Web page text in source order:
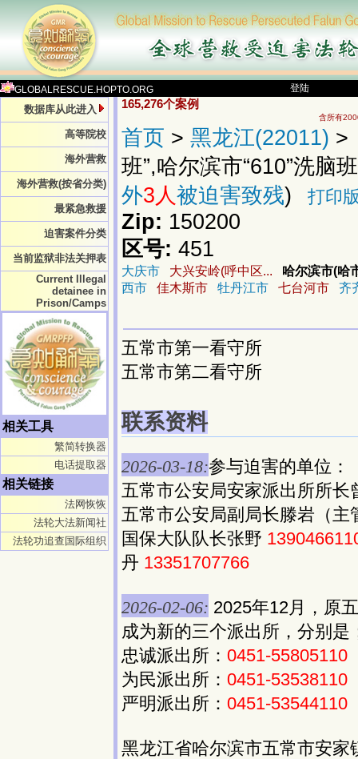
GLOBALRESCUE.HOPTO.ORG 登陆
数据库从此进入
高等院校
海外营救
海外营救(按省分类)
最紧急救援
迫害案件分类
当前监狱非法关押表
Current Illegal
detainee in
Prison/Camps
相关工具
繁简转换器
电话提取器
相关链接
法网恢恢
法轮大法新闻社
法轮功追查国际组织
165,276个案例
含所有
首页 > 黑龙江(22011) >
班”,哈尔滨市“610”洗脑
外3人被迫害致残) 打印
Zip: 150200
区号: 451
大庆市 大兴安岭(呼中区...
哈尔滨市(哈
西市
佳木斯市 牡丹江市 七台河市 齐
五常市第一看守所
五常市第二看守所
联系资料
2026-03-18:参与迫害的单位：
五常市公安局安家派出所所
五常市公安局副局长滕岩（
国保大队队长张野
丹 13351707766
2026-02-06: 2025年12月，原
成为新的三个派出所，分别是
忠诚派出所： 0451-55805110
为民派出所： 0451-53538110
严明派出所： 0451-53544110
黑龙江省哈尔滨市五常市安